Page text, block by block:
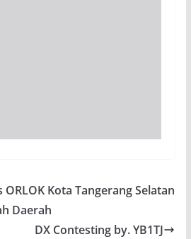
Kota Tangerang Selatan
Daerah
DX Contesting by. YB1TJ